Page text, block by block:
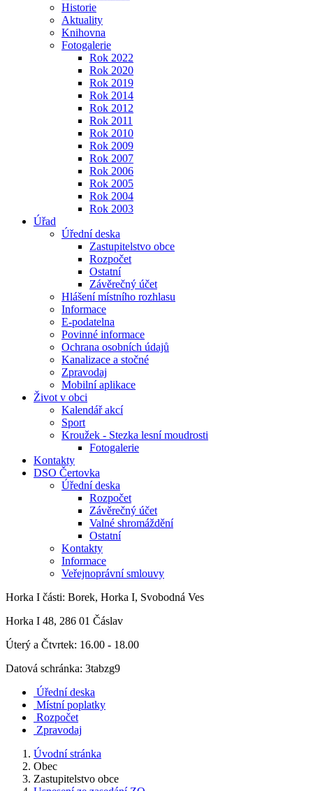
Historie
Aktuality
Knihovna
Fotogalerie
Rok 2022
Rok 2020
Rok 2019
Rok 2014
Rok 2012
Rok 2011
Rok 2010
Rok 2009
Rok 2007
Rok 2006
Rok 2005
Rok 2004
Rok 2003
Úřad
Úřední deska
Zastupitelstvo obce
Rozpočet
Ostatní
Závěrečný účet
Hlášení místního rozhlasu
Informace
E-podatelna
Povinné informace
Ochrana osobních údajů
Kanalizace a stočné
Zpravodaj
Mobilní aplikace
Život v obci
Kalendář akcí
Sport
Kroužek - Stezka lesní moudrosti
Fotogalerie
Kontakty
DSO Čertovka
Úřední deska
Rozpočet
Závěrečný účet
Valné shromáždění
Ostatní
Kontakty
Informace
Veřejnoprávní smlouvy
Horka I části: Borek, Horka I, Svobodná Ves
Horka I 48, 286 01 Čáslav
Úterý a Čtvrtek: 16.00 - 18.00
Datová schránka: 3tabzg9
Úřední deska
Místní poplatky
Rozpočet
Zpravodaj
Úvodní stránka
Obec
Zastupitelstvo obce